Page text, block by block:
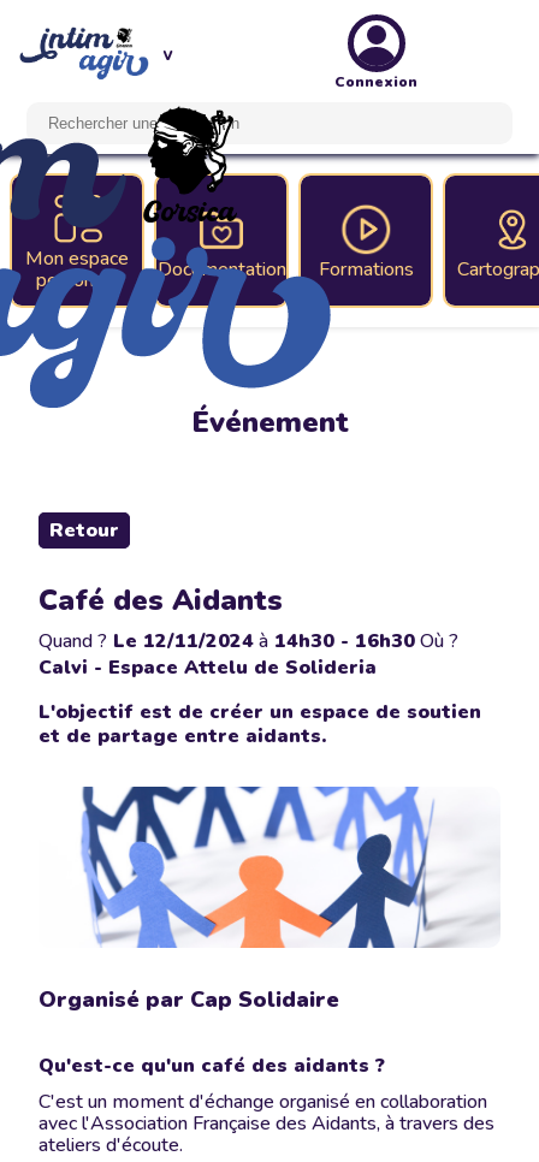
Connexion
Mon espace
personnel
Documentation Formations
Événement
Retour
Café des Aidants
Quand ? Le 12/11/2024à 14h30 - 16h30Où ?
Calvi - Espace Attelu de Solideria
L'objectif est de créer un espace de soutien
et de partage entre aidants.
Organisé par Cap Solidaire
Qu'est-ce qu'un café des aidants ?
C'est un moment d'échange organisé en collaboration
avec l'Association Française des Aidants, à travers des
ateliers d'écoute.